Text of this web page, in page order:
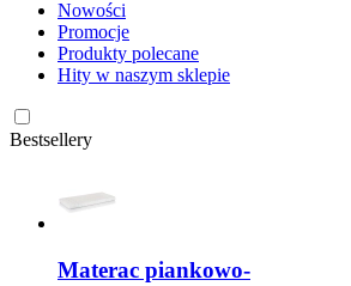
Nowości
Promocje
Produkty polecane
Hity w naszym sklepie
Bestsellery
Materac piankowo-